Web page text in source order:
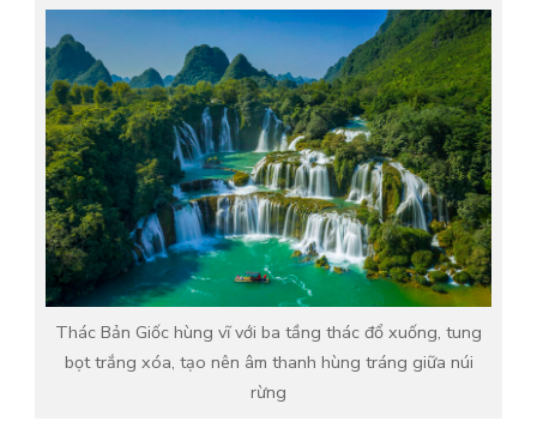
Thác Bản Giốc hùng vĩ với ba tầng thác đổ xuống, tung
bọt trắng xóa, tạo nên âm thanh hùng tráng giữa núi
rừng